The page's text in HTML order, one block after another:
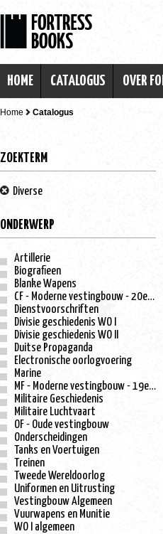
HOME CATALOGUS OVER
Home Catalogus
ZOEKTERM
Diverse
ONDERWERP
Artillerie
Biografieen
Blanke Wapens
CF - Moderne vestingbouw - 20e eeuw
Dienstvoorschriften
Divisie geschiedenis WO I
Divisie geschiedenis WO II
Duitse Propaganda
Electronische oorlogvoering
Marine
MF - Moderne vestingbouw - 19e eeuw
Militaire Geschiedenis
Militaire Luchtvaart
OF - Oude vestingbouw
Onderscheidingen
Tanks en Voertuigen
Treinen
Tweede Wereldoorlog
Uniformen en Uitrusting
Vestingbouw Algemeen
Vuurwapens en Munitie
WO I algemeen